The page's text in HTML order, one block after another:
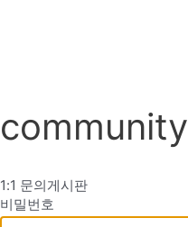
community
1:1 문의게시판
비밀번호